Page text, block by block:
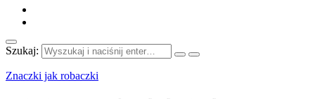
Szukaj:
Znaczki jak robaczki